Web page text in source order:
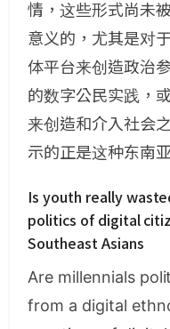
情，这些形式尚未
意义的，尤其是对
体平台来创造政治
的数字公民实践，
来创造和介入社会
示的正是这种东南
Is youth really
politics of digital
Southeast Asians
Are millennials
from a digital